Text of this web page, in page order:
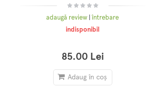
adaugă review
întrebare
indisponibil
85.00 Lei
Adaug în coș